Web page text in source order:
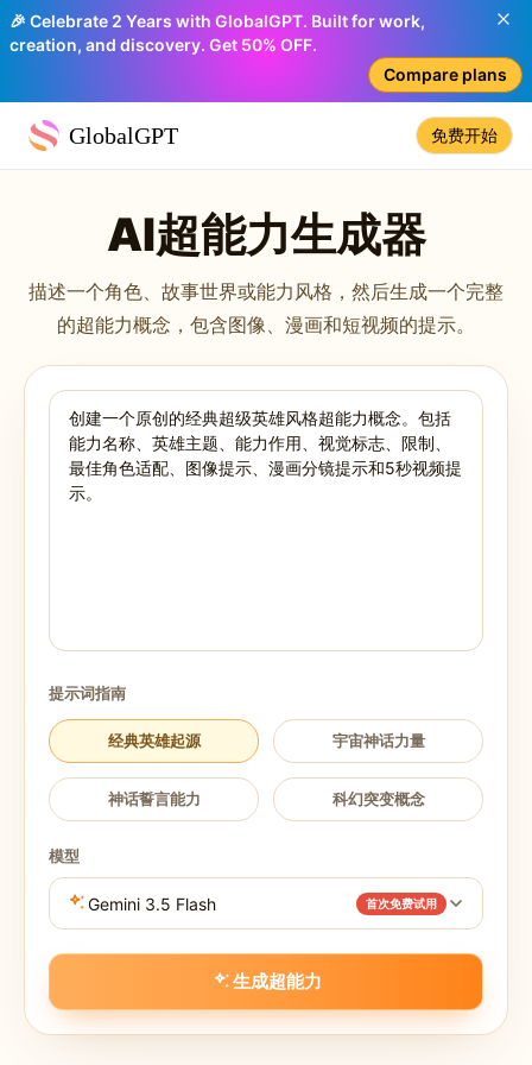
🎉 Celebrate 2 Years with GlobalGPT. Built for work,
creation, and discovery. Get 50% OFF.
Compare plans
GlobalGPT 免费开始
AI超能力生成器
描述一个角色、故事世界或能力风格，然后生成一个完整
的超能力概念，包含图像、漫画和短视频的提示。
提示词指南
经典英雄起源 宇宙神话力量
神话誓言能力 科幻突变概念
模型
Gemini 3.5 Flash 首次免费试用
生成超能力